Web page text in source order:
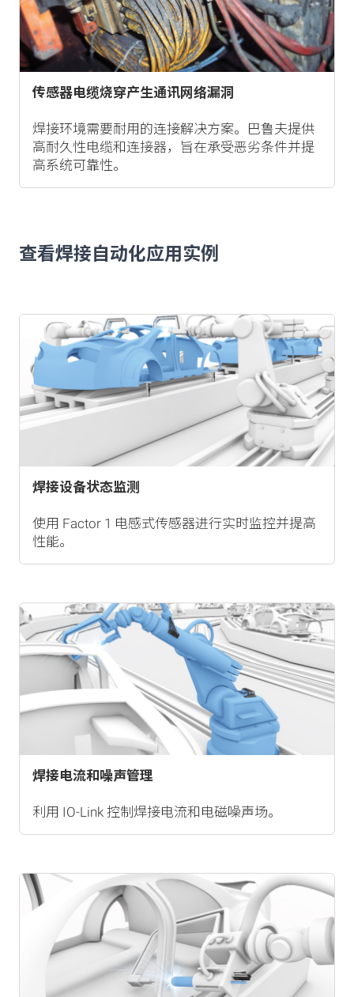
传感器电缆烧穿产生通讯网络漏洞
焊接环境需要耐用的连接解决方案。巴鲁夫提供
高耐久性电缆和连接器，旨在承受恶劣条件并提
高系统可靠性。
查看焊接自动化应用实例
焊接设备状态监测
使用 Factor 1 电感式传感器进行实时监控并提高
性能。
焊接电流和噪声管理
利用 IO-Link 控制焊接电流和电磁噪声场。